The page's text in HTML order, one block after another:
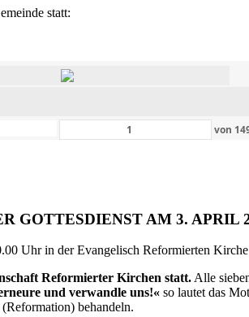
statt:
von
GOTTESDIENST AM 3. APRIL
Uhr in der Evangelisch Reformierten
Reformierter Kirchen statt.Alle
und verwandle uns!« so lautet das
behandeln.